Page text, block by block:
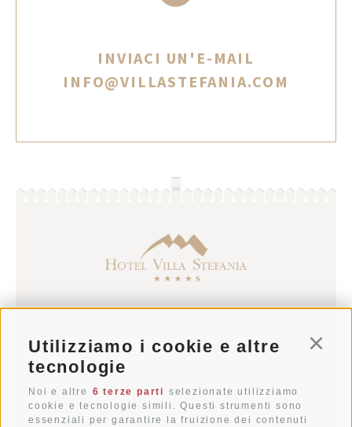
Utilizziamo i cookie e altre
tecnologie
Noi e altre 6 terze parti selezionate utilizziamo
cookie e tecnologie simili. Questi strumenti sono
essenziali per garantire la fruizione dei contenuti
INVIACI UN'E-MAIL
INFO@VILLASTEFANIA.COM
T+39 0474 91 35 88
Via al Ponte dei Corrieri 1